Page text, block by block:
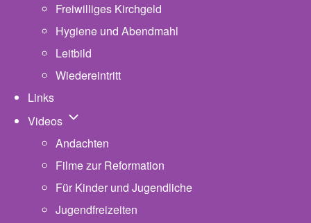
Freiwilliges Kirchgeld
Hygiene und Abendmahl
Leitbild
Wiedereintritt
Links
Videos Unternavigation von Videos
Andachten
Filme zur Reformation
Für Kinder und Jugendliche
Jugendfreizeiten